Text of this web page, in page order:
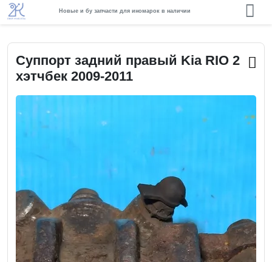
Новые и бу запчасти для иномарок в наличии
Суппорт задний правый Kia RIO 2
хэтчбек 2009-2011